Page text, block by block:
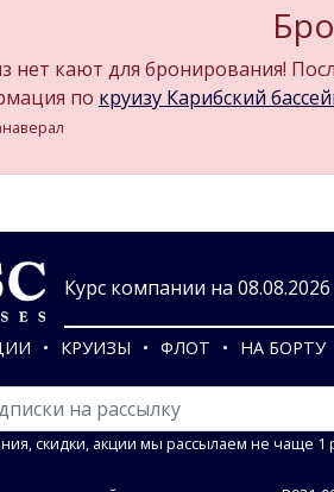
нет кают для бронирования!
по круизу Карибский
Курс компании на
КРУИЗЫ ФЛОТ НА БОРТУ
скидки, акции мы рассылаем не чаще